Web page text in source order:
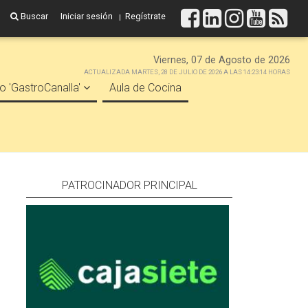
Buscar Iniciar sesión Regístrate
Viernes, 07 de Agosto de 2026
ACTUALIZADA MARTES, 28 DE JULIO DE 2026 A LAS 14:23:14 HORAS
'GastroCanalla' Aula de Cocina
PATROCINADOR PRINCIPAL